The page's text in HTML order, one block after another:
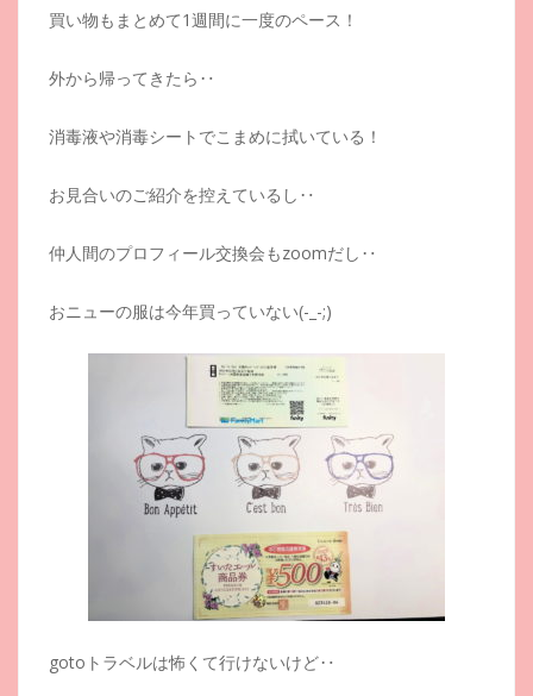
買い物もまとめて1週間に一度のペース！
外から帰ってきたら‥
消毒液や消毒シートでこまめに拭いている！
お見合いのご紹介を控えているし‥
仲人間のプロフィール交換会もzoomだし‥
おニューの服は今年買っていない(-_-;)
gotoトラベルは怖くて行けないけど‥